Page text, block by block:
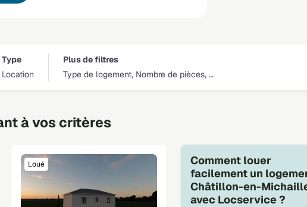
Type
Location
Plus de filtres
Type de logement, Nombre de pièces, …
à vos critères
Loué
Comment louer
facilement un
Châtillon-en-
avec Locservice ?